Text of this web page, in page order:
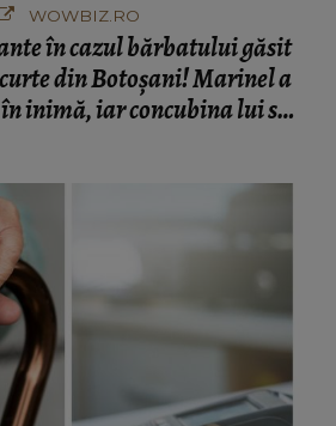
WOWBIZ.RO
în cazul bărbatului găsit
din Botoșani! Marinel a
inimă, iar concubina lui se